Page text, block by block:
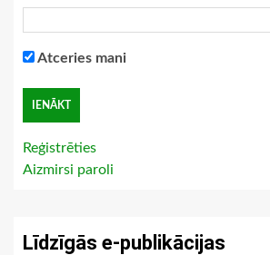
Atceries mani
Reģistrēties
Aizmirsi paroli
Līdzīgās e-publikācijas